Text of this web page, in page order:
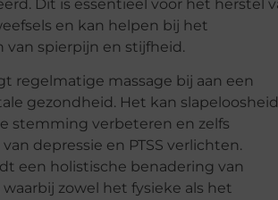
Dit is essentieel voor het herstel
en kan helpen bij het
van spierpijn en stijfheid.
regelmatige massage bij aan een
gezondheid. Het kan slapeloosheid
stemming verbeteren en zelfs
depressie en PTSS verlichten.
een holistische benadering van
zowel het fysieke als het